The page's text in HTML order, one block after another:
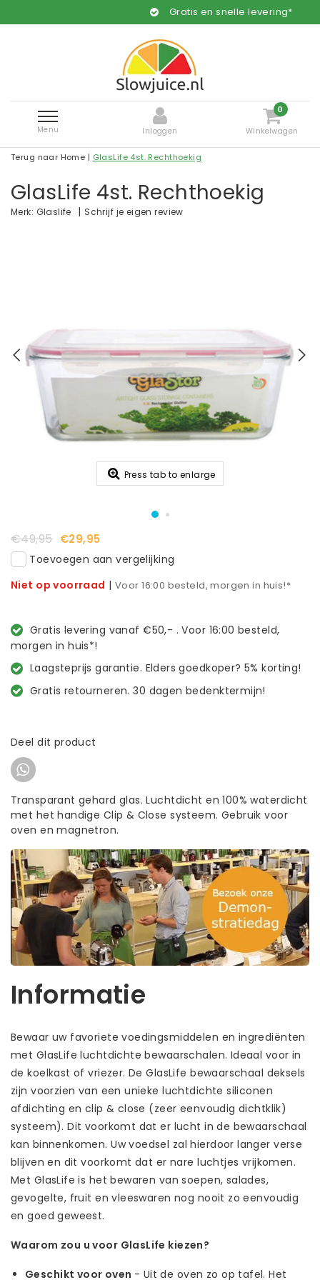
Gratis en snelle levering*
Menu Inloggen
0
Winkelwagen
Terug naar Home | GlasLife 4st. Rechthoekig
GlasLife 4st. Rechthoekig
Merk: Glaslife | Schrijf je eigen review
Press tab to enlarge
€49,95 €29,95
Toevoegen aan vergelijking
Niet op voorraad | Voor 16:00 besteld, morgen in huis!*
Gratis levering vanaf €50,- . Voor 16:00 besteld,
morgen in huis*!
Laagsteprijs garantie. Elders goedkoper? 5% korting!
Gratis retourneren. 30 dagen bedenktermijn!
Deel dit product
Transparant gehard glas. Luchtdicht en 100% waterdicht
met het handige Clip & Close systeem. Gebruik voor
oven en magnetron.
Informatie
Bewaar uw favoriete voedingsmiddelen en ingrediënten
met GlasLife luchtdichte bewaarschalen. Ideaal voor in
de koelkast of vriezer. De GlasLife bewaarschaal deksels
zijn voorzien van een unieke luchtdichte siliconen
afdichting en clip & close (zeer eenvoudig dichtklik)
systeem). Dit voorkomt dat er lucht in de bewaarschaal
kan binnenkomen. Uw voedsel zal hierdoor langer verse
blijven en dit voorkomt dat er nare luchtjes vrijkomen.
Met GlasLife is het bewaren van soepen, salades,
gevogelte, fruit en vleeswaren nog nooit zo eenvoudig
en goed geweest.
Waarom zou u voor GlasLife kiezen?
Geschikt voor oven - Uit de oven zo op tafel. Het